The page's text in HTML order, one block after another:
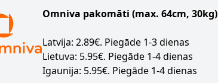
Omniva pakomāti (max. 64cm, 30kg)
Latvija: 2.89€. Piegāde 1-3 dienas
Lietuva: 5.95€. Piegāde 1-4 dienas
Igaunija: 5.95€. Piegāde 1-4 dienas